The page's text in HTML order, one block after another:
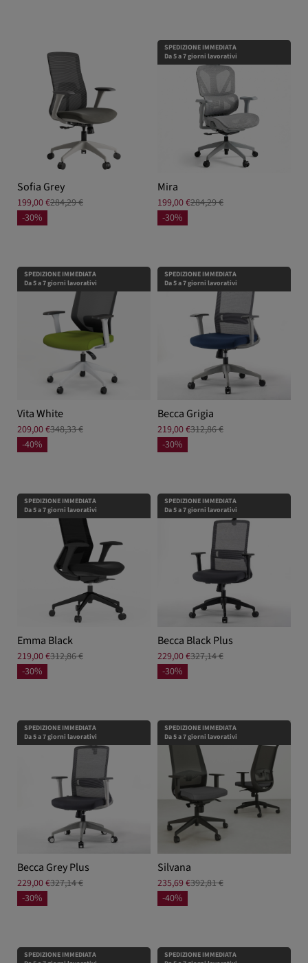
Sofia Grey
199,00 €284,29 €
-30%
SPEDIZIONE IMMEDIATA
Da 5 a 7 giorni lavorativi
Mira
199,00 €284,29 €
-30%
SPEDIZIONE IMMEDIATA
Da 5 a 7 giorni lavorativi
Vita White
209,00 €348,33 €
-40%
SPEDIZIONE IMMEDIATA
Da 5 a 7 giorni lavorativi
Becca Grigia
219,00 €312,86 €
-30%
SPEDIZIONE IMMEDIATA
Da 5 a 7 giorni lavorativi
Emma Black
219,00 €312,86 €
-30%
SPEDIZIONE IMMEDIATA
Da 5 a 7 giorni lavorativi
Becca Black Plus
229,00 €327,14 €
-30%
SPEDIZIONE IMMEDIATA
Da 5 a 7 giorni lavorativi
Becca Grey Plus
229,00 €327,14 €
-30%
SPEDIZIONE IMMEDIATA
Da 5 a 7 giorni lavorativi
Silvana
235,69 €392,81 €
-40%
SPEDIZIONE IMMEDIATA
SPEDIZIONE IMMEDIATA